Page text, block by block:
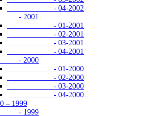
- 04-2002
2001
- 01-2001
- 02-2001
- 03-2001
- 04-2001
2000
- 01-2000
- 02-2000
- 03-2000
- 04-2000
1999
1999